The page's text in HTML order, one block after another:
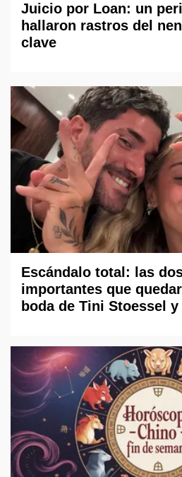
Juicio por Loan: un
hallaron rastros del
clave
Escándalo total: las
importantes que
boda de Tini Stoessel